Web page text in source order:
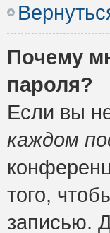
Почему
пароля?
Если вы
каждом
того,
записью.